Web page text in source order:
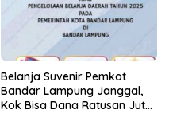
Belanja Suvenir Pemkot
Bandar Lampung Janggal,
Kok Bisa Dana Ratusan Juta